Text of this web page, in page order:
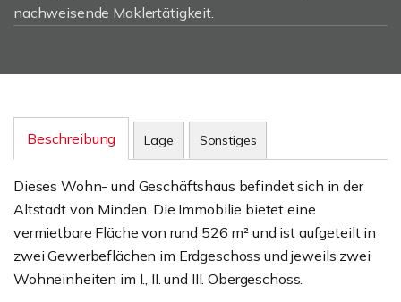
nachweisende Maklertätigkeit.
Beschreibung Lage Sonstiges
Dieses Wohn- und Geschäftshaus befindet sich in der
Altstadt von Minden. Die Immobilie bietet eine
vermietbare Fläche von rund 526 m² und ist aufgeteilt in
zwei Gewerbeflächen im Erdgeschoss und jeweils zwei
Wohneinheiten im I., II. und III. Obergeschoss.